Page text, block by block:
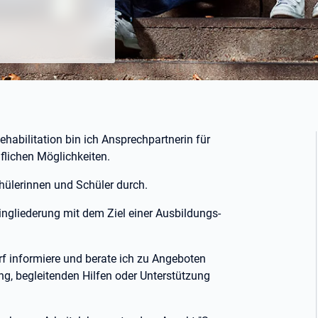
bin ich Ansprechpartnerin für
Möglichkeiten.
und Schüler durch.
mit dem Ziel einer Ausbildungs-
informiere und berate ich zu Angeboten
begleitenden Hilfen oder Unterstützung